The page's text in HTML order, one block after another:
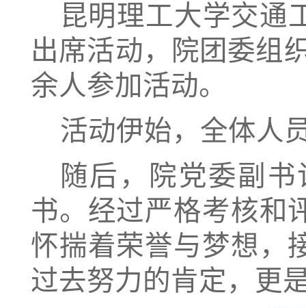
昆明理工大学交通
出席活动， 院团委组
余人参加活动。
活动伊始，全体人
随后，
院党委副
书。 经过严格考核和
怀揣着荣誉与梦想，
过去努力的肯定，更